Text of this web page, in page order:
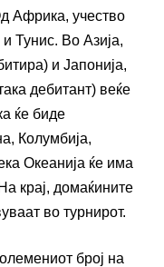
Африка, учество
Тунис. Во Азија,
и Јапонија,
дебитант) веќе
ќе биде
Колумбија,
Океанија ќе има
крај, домаќините
во турнирот.
број на